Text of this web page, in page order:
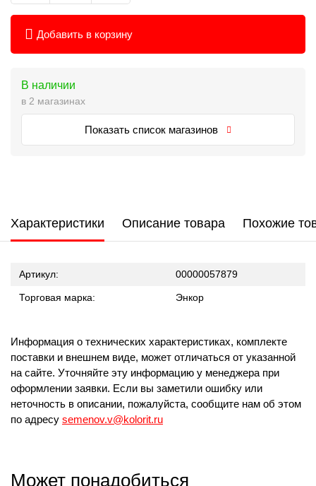
Добавить в корзину
В наличии
в 2 магазинах
Показать список магазинов
Характеристики Описание товара Похожие
Артикул: 00000057879
Торговая марка: Энкор
Информация о технических характеристиках, комплекте
поставки и внешнем виде, может отличаться от указанной
на сайте. Уточняйте эту информацию у менеджера при
оформлении заявки. Если вы заметили ошибку или
неточность в описании, пожалуйста, сообщите нам об этом
по адресу semenov.v@kolorit.ru
Может понадобиться